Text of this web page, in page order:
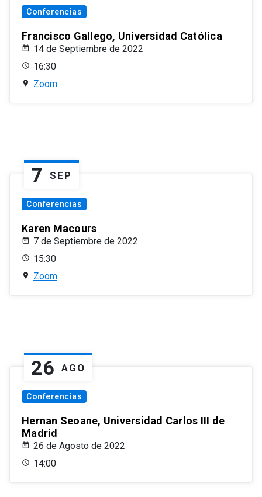
Conferencias
Francisco Gallego, Universidad Católica
14 de Septiembre de 2022
16:30
Zoom
7 SEP
Conferencias
Karen Macours
7 de Septiembre de 2022
15:30
Zoom
26 AGO
Conferencias
Hernan Seoane, Universidad Carlos III de
Madrid
26 de Agosto de 2022
14:00